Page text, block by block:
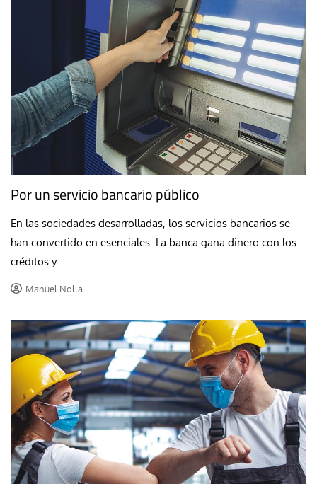
Por un servicio bancario público
En las sociedades desarrolladas, los servicios bancarios se
han convertido en esenciales. La banca gana dinero con los
créditos y
Manuel Nolla